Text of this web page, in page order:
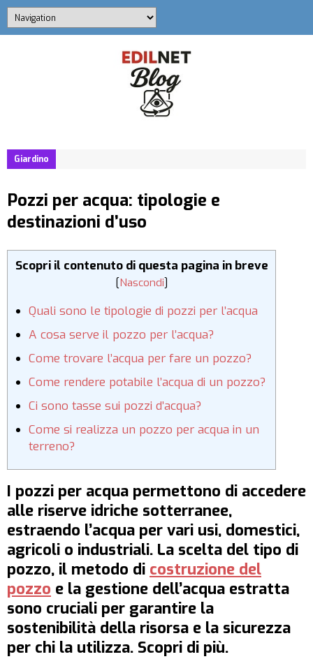
Giardino
Pozzi per acqua: tipologie e
destinazioni d’uso
Scopri il contenuto di questa pagina in breve
[Nascondi]
Quali sono le tipologie di pozzi per l’acqua
A cosa serve il pozzo per l’acqua?
Come trovare l’acqua per fare un pozzo?
Come rendere potabile l’acqua di un pozzo?
Ci sono tasse sui pozzi d’acqua?
Come si realizza un pozzo per acqua in un
terreno?
I pozzi per acqua permettono di accedere
alle riserve idriche sotterranee,
estraendo l’acqua per vari usi, domestici,
agricoli o industriali. La scelta del tipo di
pozzo, il metodo di costruzione del
pozzo e la gestione dell’acqua estratta
sono cruciali per garantire la
sostenibilità della risorsa e la sicurezza
per chi la utilizza. Scopri di più.